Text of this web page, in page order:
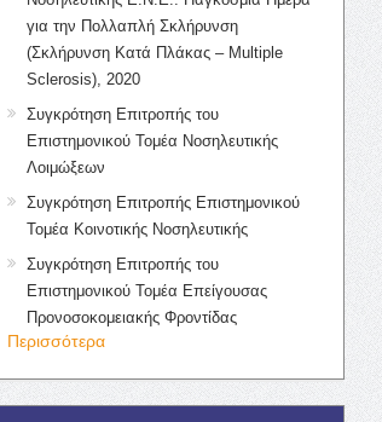
για την Πολλαπλή Σκλήρυνση
(Σκλήρυνση Κατά Πλάκας – Multiple
Sclerosis), 2020
Συγκρότηση Επιτροπής του
Επιστημονικού Τομέα Νοσηλευτικής
Λοιμώξεων
Συγκρότηση Επιτροπής Επιστημονικού
Τομέα Κοινοτικής Νοσηλευτικής
Συγκρότηση Επιτροπής του
Επιστημονικού Τομέα Επείγουσας
Προνοσοκομειακής Φροντίδας
Περισσότερα